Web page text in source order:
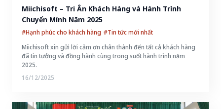
Miichisoft – Tri Ân Khách Hàng và Hành Trình
Chuyển Mình Năm 2025
#Hạnh phúc cho khách hàng #Tin tức mới nhất
Miichisoft xin gửi lời cảm ơn chân thành đến tất cả khách hàng
đã tin tưởng và đồng hành cùng trong suốt hành trình năm
2025.
16/12/2025